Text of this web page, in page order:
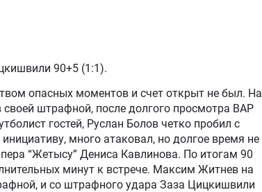
90+5 (1:1).
опасных моментов и счет открыт не был. На
своей штрафной, после долгого просмотра ВАР
гостей, Руслан Болов четко пробил с
много атаковал, но долгое время не
“Жетысу” Дениса Кавлинова. По итогам 90
минут к встрече. Максим Житнев на
и со штрафного удара Заза Цицкишвили